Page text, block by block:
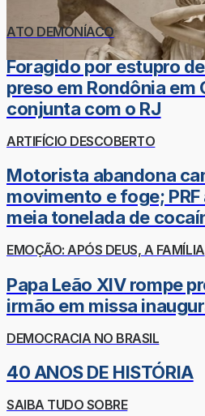
ATO DEMONÍACO
Foragido por estupro
preso em Rondônia
conjunta com o RJ
ARTIFÍCIO DESCOBERTO
Motorista abandona
movimento e foge;
meia tonelada de
EMOÇÃO: APÓS DEUS, A FAMÍLIA
Papa Leão XIV rompe
irmão em missa
DEMOCRACIA NO BRASIL
40 ANOS DE HISTÓRIA
SAIBA TUDO SOBRE